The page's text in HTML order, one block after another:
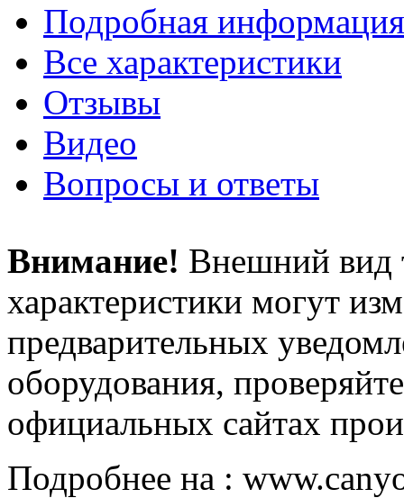
Подробная информация
Все характеристики
Отзывы
Видео
Вопросы и ответы
Внимание! Внешний вид
характеристики могут
предварительных
оборудования,
официальных сайтах
Подробнее на :